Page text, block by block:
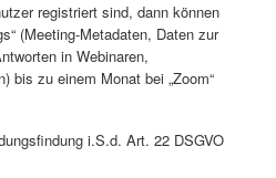
registriert sind, dann können
(Meeting-Metadaten, Daten zur
in Webinaren,
bis zu einem Monat bei „Zoom“
i.S.d. Art. 22 DSGVO